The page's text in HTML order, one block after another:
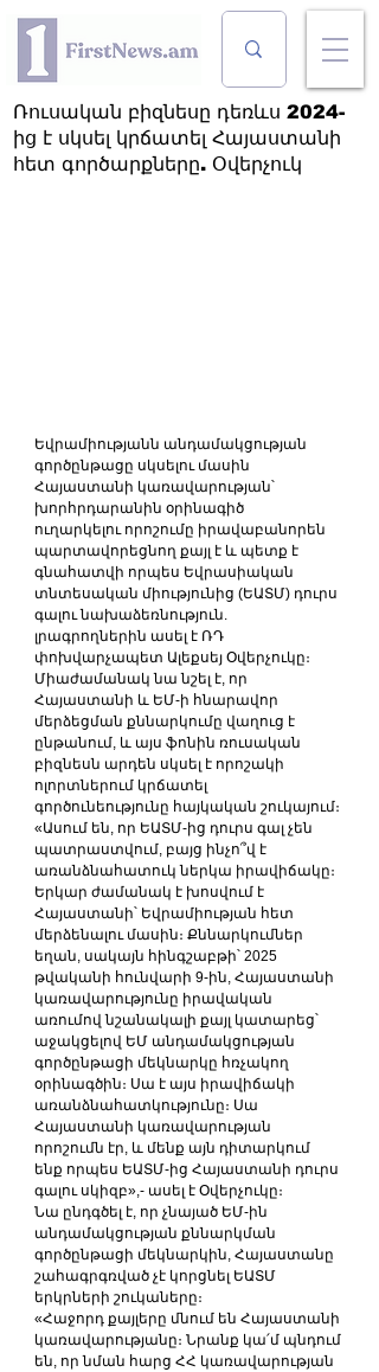
Ռուսական բիզնեսը դեռևս 2024-
ից է սկսել կրճատել Հայաստանի
հետ գործարքները. Օվերչուկ
Եվրամիությանն անդամակցության
գործընթացը սկսելու մասին
Հայաստանի կառավարության՝
խորհրդարանին օրինագիծ
ուղարկելու որոշումը իրավաբանորեն
պարտավորեցնող քայլ է և պետք է
գնահատվի որպես Եվրասիական
տնտեսական միությունից (ԵԱՏՄ) դուրս
գալու նախաձեռնություն.
լրագրողներին ասել է ՌԴ
փոխվարչապետ Ալեքսեյ Օվերչուկը։
Միաժամանակ նա նշել է, որ
Հայաստանի և ԵՄ-ի հնարավոր
մերձեցման քննարկումը վաղուց է
ընթանում, և այս ֆոնին ռուսական
բիզնեսն արդեն սկսել է որոշակի
ոլորտներում կրճատել
գործունեությունը հայկական շուկայում։
«Ասում են, որ ԵԱՏՄ-ից դուրս գալ չեն
պատրաստվում, բայց ինչո՞վ է
առանձնահատուկ ներկա իրավիճակը։
Երկար ժամանակ է խոսվում է
Հայաստանի՝ Եվրամիության հետ
մերձենալու մասին։ Քննարկումներ
եղան, սակայն հինգշաբթի՝ 2025
թվականի հունվարի 9-ին, Հայաստանի
կառավարությունը իրավական
առումով նշանակալի քայլ կատարեց՝
աջակցելով ԵՄ անդամակցության
գործընթացի մեկնարկը հռչակող
օրինագծին։ Սա է այս իրավիճակի
առանձնահատկությունը։ Սա
Հայաստանի կառավարության
որոշումն էր, և մենք այն դիտարկում
ենք որպես ԵԱՏՄ-ից Հայաստանի դուրս
գալու սկիզբ»,- ասել է Օվերչուկը։
Նա ընդգծել է, որ չնայած ԵՄ-ին
անդամակցության քննարկման
գործընթացի մեկնարկին, Հայաստանը
շահագրգռված չէ կորցնել ԵԱՏՄ
երկրների շուկաները։
«Հաջորդ քայլերը մնում են Հայաստանի
կառավարությանը։ Նրանք կա՛մ պնդում
են, որ նման հարց ՀՀ կառավարության